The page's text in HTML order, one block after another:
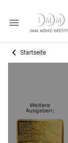
Startseite